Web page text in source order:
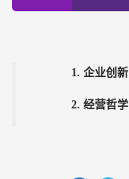
1. 企业创新
2. 经营哲学